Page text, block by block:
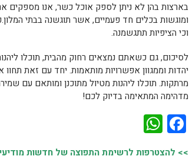
בארצות בהן לא ניתן לספק אוכל כשר, אנו מספקים
ומוגשות בכלים חד פעמיים, אשר תוגשנה בבתי
וכי הציפיות תתגשמנה.
לסיכום, גם כשאתם נמצאים רחוק מהבית, תוכלו
יהדות וממגוון אפשרויות מותאמות. יחד עם זאת תחוו
מרתקות. תוכלו ליהנות מטיול מתוכנן ומותאם עם
מדהימה המתאימה בדיוק לכם!
Facebook
>> להצטרפות לרשימת התפוצה של חדשות